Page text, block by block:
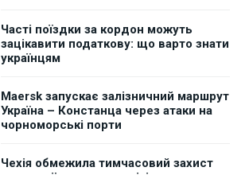
Часті поїздки за кордон можуть
зацікавити податкову: що варто знати
українцям
Maersk запускає залізничний маршрут
Україна – Констанца через атаки на
чорноморські порти
Чехія обмежила тимчасовий захист